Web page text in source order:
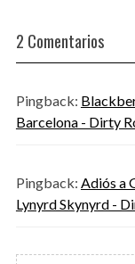
2 Comentarios
Pingback:
Barcelona - Dirty
Pingback: Adiós a
Lynyrd Skynyrd -